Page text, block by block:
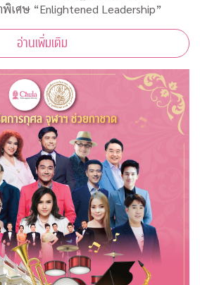
เศษ “Enlightened Leadership”
อ่านเพิ่มเติม